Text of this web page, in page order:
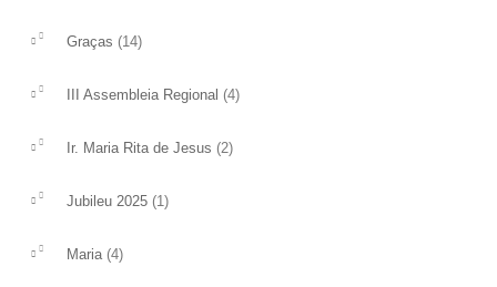
Graças (14)
III Assembleia Regional (4)
Ir. Maria Rita de Jesus (2)
Jubileu 2025 (1)
Maria (4)